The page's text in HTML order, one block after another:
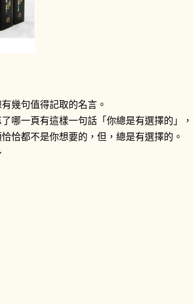
幾句值得記取的名言。
哪一頁有這樣一句話「你總是有選擇的」，
恰都不是你想要的，但，總是有選擇的。